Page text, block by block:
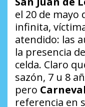
el 20 de mayo
infinita,
atendido: las
la presencia
celda. Claro
sazón, 7 u 8
pero
referencia en